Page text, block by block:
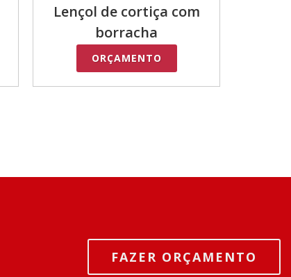
Lençol de cortiça com
borracha
ORÇAMENTO
FAZER ORÇAMENTO